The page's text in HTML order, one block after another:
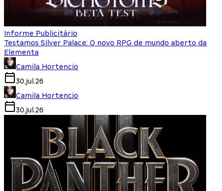
Informe Publicitário
Testamos Silver Palace: O novo RPG de mundo aberto da
Elementa
Camila Hortencio
30.jul.26
Camila Hortencio
30.jul.26